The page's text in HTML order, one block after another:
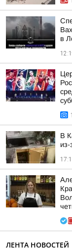
в
В
из-
ЛЕНТА НОВОСТЕЙ